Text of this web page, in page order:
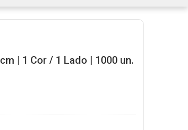
| 1 Cor / 1 Lado | 1000 un.